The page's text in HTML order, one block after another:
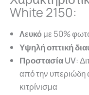
White 2150:
Λευκό με 50%
Υψηλή οπτική
Προστασία UV:
από την υπεριώδη
κιτρίνισμα